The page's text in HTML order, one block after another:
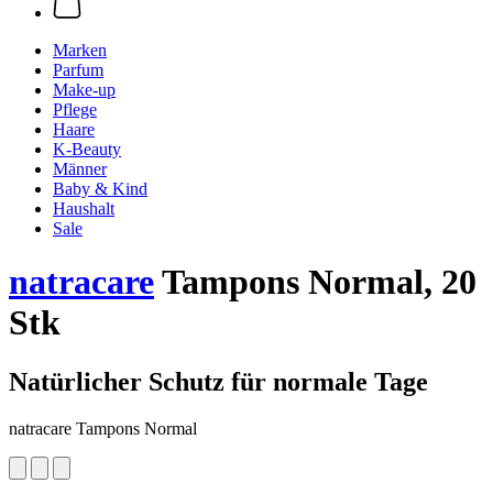
Marken
Parfum
Make-up
Pflege
Haare
K-Beauty
Männer
Baby & Kind
Haushalt
Sale
natracareTampons Normal, 20
Stk
Natürlicher Schutz für normale Tage
natracare Tampons Normal